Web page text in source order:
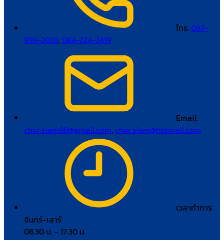
โทร. 097-
999-2028,084-224-2419
Email:
chor.siam88@gmail.com,chor.siam@hotmail.com
เวลาทำการ
จันทร์–เสาร์
08.30 น. – 17.30 น.